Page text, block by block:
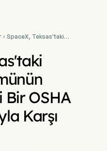
 SpaceX, Teksas'taki
Soruşturmasıyla Karşı
Karşıya
Bir OSHA
Karşı